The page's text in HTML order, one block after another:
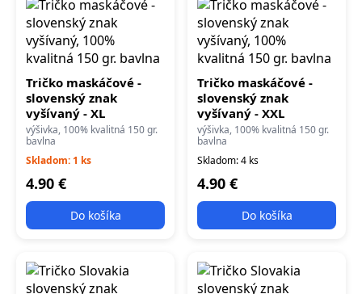
Tričko maskáčové -
slovenský znak
vyšívaný - XL
výšivka, 100% kvalitná 150 gr.
bavlna
Skladom: 1 ks
4.90 €
Do košíka
Tričko maskáčové -
slovenský znak
vyšívaný - XXL
výšivka, 100% kvalitná 150 gr.
bavlna
Skladom: 4 ks
4.90 €
Do košíka